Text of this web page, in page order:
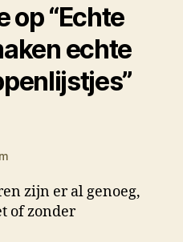
op “Echte
echte
zijn er al genoeg,
of zonder